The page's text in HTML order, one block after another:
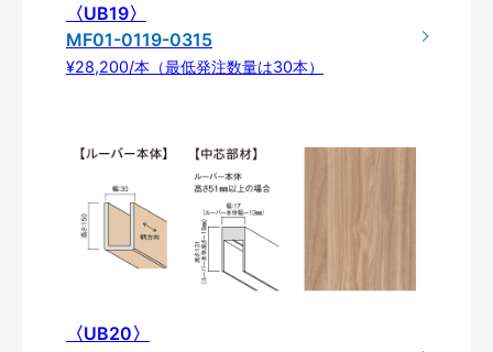
〈UB19〉
MF01-0119-0315
¥28,200/本（最低発注数量は30本）
〈UB20〉